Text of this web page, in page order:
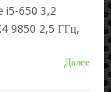
i5-650 3,2
9850 2,5 ГГц,
Далее